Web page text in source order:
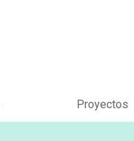
Proyectos